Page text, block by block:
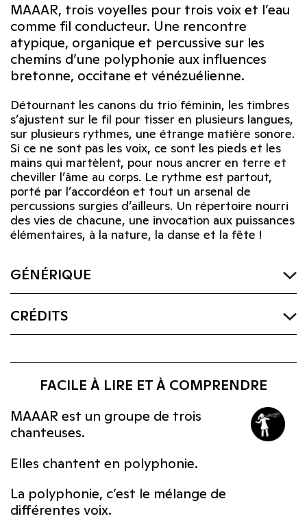
MAAAR, trois voyelles pour trois voix et l’eau
comme fil conducteur. Une rencontre
atypique, organique et percussive sur les
chemins d’une polyphonie aux influences
bretonne, occitane et vénézuélienne.
Détournant les canons du trio féminin, les timbres
s’ajustent sur le fil pour tisser en plusieurs langues,
sur plusieurs rythmes, une étrange matière sonore.
Si ce ne sont pas les voix, ce sont les pieds et les
mains qui martèlent, pour nous ancrer en terre et
cheviller l’âme au corps. Le rythme est partout,
porté par l’accordéon et tout un arsenal de
percussions surgies d’ailleurs. Un répertoire nourri
des vies de chacune, une invocation aux puissances
élémentaires, à la nature, la danse et la fête !
GÉNÉRIQUE
CRÉDITS
FACILE À LIRE ET À COMPRENDRE
MAAAR est un groupe de trois
chanteuses.
Elles chantent en polyphonie.
La polyphonie, c’est le mélange de
différentes voix.